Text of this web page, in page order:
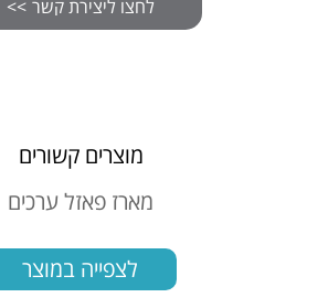
מוצרים קשורים
מארז פאזל ערכים
לצפייה במוצר